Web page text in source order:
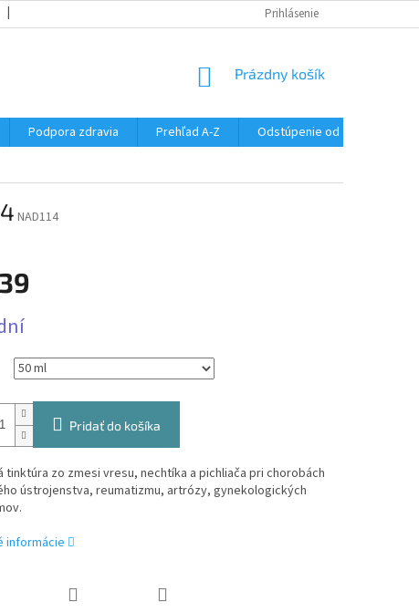
VŠETKO O NÁKUPE
Prihlásenie
NÁKUPNÝ
Prázdny košík
Podpora zdravia Prehľad A-Z Odstúpenie od zmluvy
NAD114
Pridať do košíka
tinktúra zo zmesi vresu, nechtíka a pichliača pri chorobách
ústrojenstva, reumatizmu, artrózy, gynekologických
informácie